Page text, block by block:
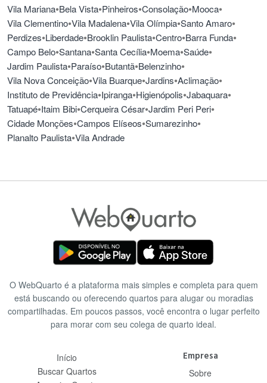
Vila Mariana•Bela Vista•Pinheiros•Consolação•Mooca•
Vila Clementino•Vila Madalena•Vila Olímpia•Santo Amaro•
Perdizes•Liberdade•Brooklin Paulista•Centro•Barra Funda•
Campo Belo•Santana•Santa Cecília•Moema•Saúde•
Jardim Paulista•Paraíso•Butantã•Belenzinho•
Vila Nova Conceição•Vila Buarque•Jardins•Aclimação•
Instituto de Previdência•Ipiranga•Higienópolis•Jabaquara•
Tatuapé•Itaim Bibi•Cerqueira César•Jardim Peri Peri•
Cidade Monções•Campos Elíseos•Sumarezinho•
Planalto Paulista•Vila Andrade
O WebQuarto é a plataforma mais simples e completa para quem
está buscando ou oferecendo quartos para alugar ou moradias
compartilhadas. Em poucos passos, você encontra o lugar perfeito
para morar com seu colega de quarto ideal.
Início
Buscar Quartos
Empresa
Sobre